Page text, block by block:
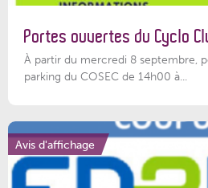
Portes ouvertes du Cyclo
À partir du mercredi 8 septembre,
parking du COSEC de 14h00 à...
Avis d'affichage